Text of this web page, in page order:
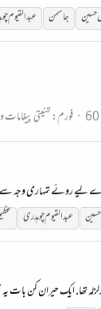
حسین جاسمن عبدالقیوم
فورم:تہنیتی
لیے روئے تمہاری وجہ
عبدالقیومچوہدری
ایک حیران کن بات یہ